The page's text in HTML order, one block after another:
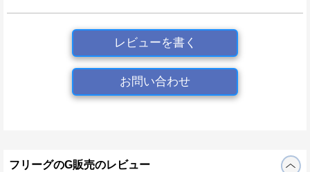
レビューを書く
お問い合わせ
フリーグのG販売のレビュー